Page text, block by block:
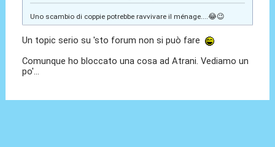
Uno scambio di coppie potrebbe ravvivare il ménage....😂😉
Un topic serio su 'sto forum non si può fare
Comunque ho bloccato una cosa ad Atrani. Vediamo un
po'...